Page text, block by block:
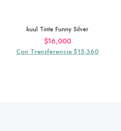
kuul Tinte Funny Silver
$16,000
Con Transferencia $15,360